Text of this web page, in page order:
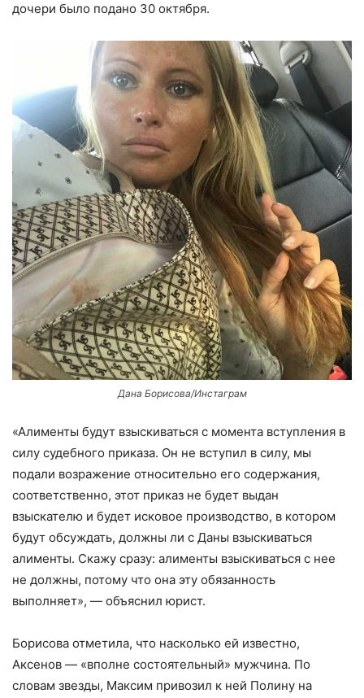
дочери было подано 30 октября.
Дана Борисова/Инстаграм
«Алименты будут взыскиваться с момента вступления в
силу судебного приказа. Он не вступил в силу, мы
подали возражение относительно его содержания,
соответственно, этот приказ не будет выдан
взыскателю и будет исковое производство, в котором
будут обсуждать, должны ли с Даны взыскиваться
алименты. Скажу сразу: алименты взыскиваться с нее
не должны, потому что она эту обязанность
выполняет», — объяснил юрист.
Борисова отметила, что насколько ей известно,
Аксенов — «вполне состоятельный» мужчина. По
словам звезды, Максим привозил к ней Полину на